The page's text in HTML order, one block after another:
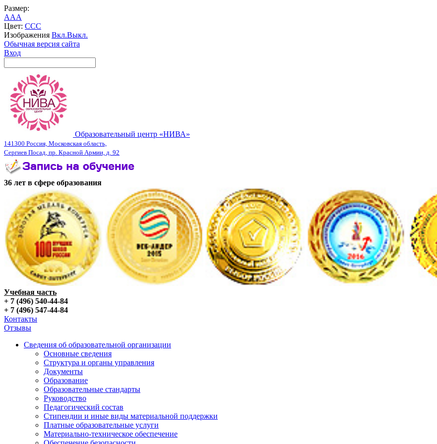
Размер:
AAA
Цвет: CCC
Изображения Вкл.Выкл.
Обычная версия сайта
Вход
Образовательный центр «НИВА»
141300 Россия, Московская область,
Сергиев Посад, пр. Красной Армии, д. 92
36 лет в сфере образования
Учебная часть
+ 7 (496) 540-44-84
+ 7 (496) 547-44-84
Контакты
Отзывы
Сведения об образовательной организации
Основные сведения
Структура и органы управления
Документы
Образование
Образовательные стандарты
Руководство
Педагогический состав
Стипендии и иные виды материальной поддержки
Платные образовательные услуги
Материально-техническое обеспечение